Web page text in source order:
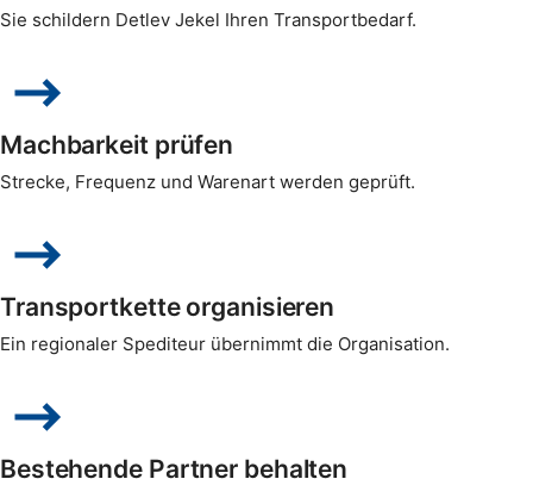
Sie schildern Detlev Jekel Ihren Transportbedarf.
Machbarkeit prüfen
Strecke, Frequenz und Warenart werden geprüft.
Transportkette organisieren
Ein regionaler Spediteur übernimmt die Organisation.
Bestehende Partner behalten